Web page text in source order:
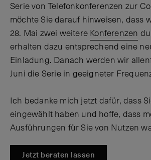
Serie von Telefonkonferenzen zur
möchte Sie darauf hinweisen, dass
28. Mai zwei weitere Konferenzen
erhalten dazu entsprechend eine
Einladung. Danach werden wir
Juni die Serie in geeigneter
Ich bedanke mich jetzt dafür, dass
eingewählt haben und hoffe, dass
Ausführungen für Sie von Nutzen
Jetzt beraten lassen